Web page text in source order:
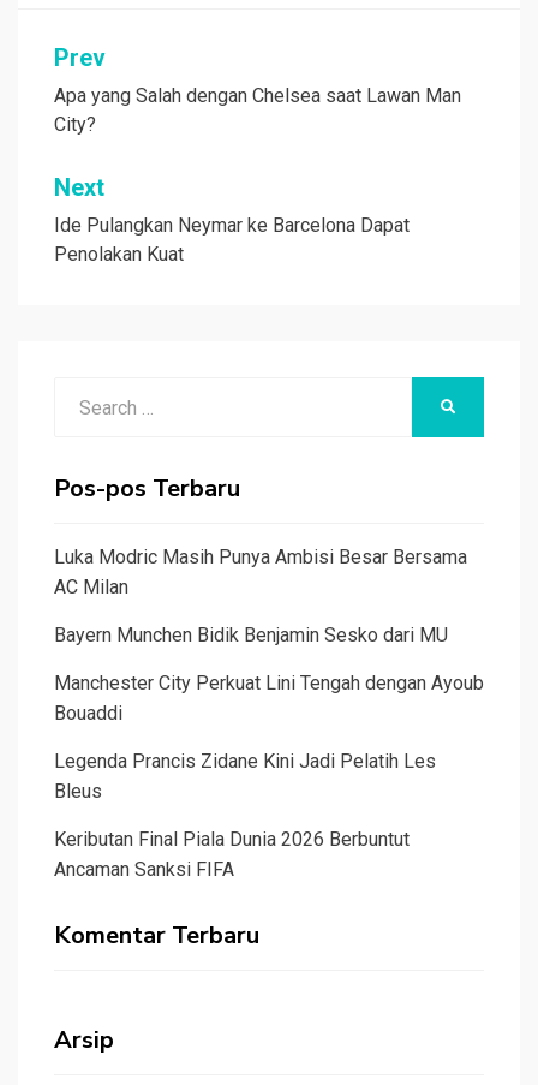
Navigasi
pos
Prev
Apa yang Salah dengan Chelsea saat Lawan Man
City?
Next
Ide Pulangkan Neymar ke Barcelona Dapat
Penolakan Kuat
Pos-pos Terbaru
Luka Modric Masih Punya Ambisi Besar Bersama
AC Milan
Bayern Munchen Bidik Benjamin Sesko dari MU
Manchester City Perkuat Lini Tengah dengan Ayoub
Bouaddi
Legenda Prancis Zidane Kini Jadi Pelatih Les
Bleus
Keributan Final Piala Dunia 2026 Berbuntut
Ancaman Sanksi FIFA
Komentar Terbaru
Arsip